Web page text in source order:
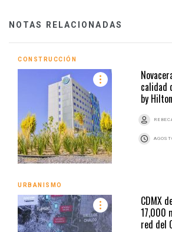
NOTAS RELACIONADAS
CONSTRUCCIÓN
calidad
by
URBANISMO
CDMX
17,000
red del